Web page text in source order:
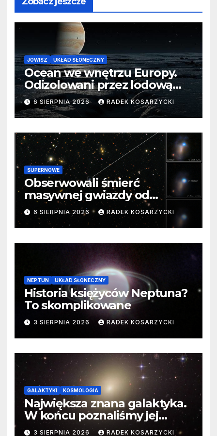
JOWISZ UKŁAD SŁONECZNY
Ocean we wnętrzu Europy.
Odizolowani przez lodową
barierę
6 SIERPNIA 2026 RADEK KOSARZYCKI
SUPERNOWE
Obserwowali śmierć
masywnej gwiazdy od
samego początku. Niezwykle
cenne dane
6 SIERPNIA 2026 RADEK KOSARZYCKI
NEPTUN UKŁAD SŁONECZNY
Historia księżyców Neptuna?
To skomplikowane
3 SIERPNIA 2026 RADEK KOSARZYCKI
GALAKTYKI KOSMOLOGIA
Największa znana galaktyka.
W końcu poznaliśmy jej
faktyczne wymiary
3 SIERPNIA 2026 RADEK KOSARZYCKI